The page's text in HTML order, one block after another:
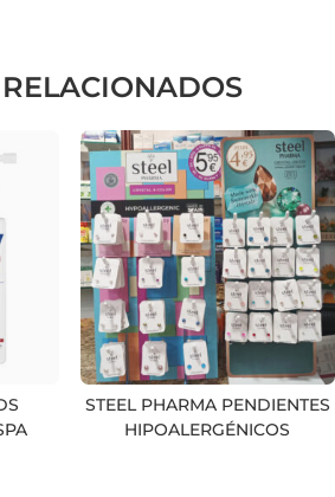
STEEL PHARMA PENDIENTES
HIPOALERGÉNICOS